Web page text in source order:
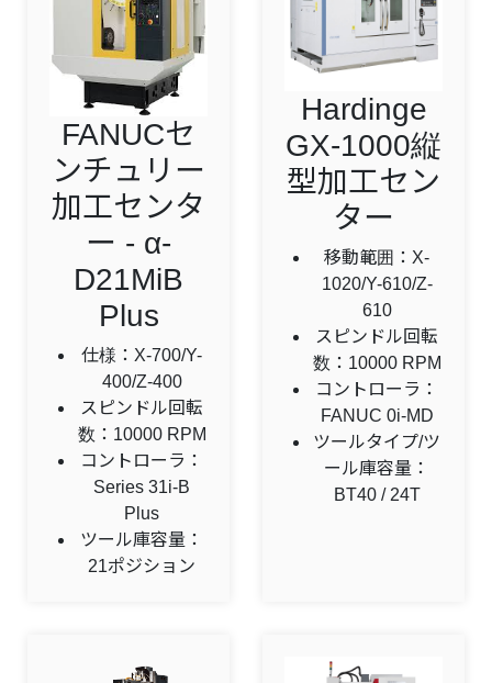
FANUCセ
ンチュリー
加工センタ
ー - α-
D21MiB
Plus
仕様：X-700/Y-
400/Z-400
スピンドル回転
数：10000 RPM
コントローラ：
Series 31i-B
Plus
ツール庫容量：
21ポジション
Hardinge
GX-1000縦
型加工セン
ター
移動範囲：X-
1020/Y-610/Z-
610
スピンドル回転
数：10000 RPM
コントローラ：
FANUC 0i-MD
ツールタイプ/ツ
ール庫容量：
BT40 / 24T